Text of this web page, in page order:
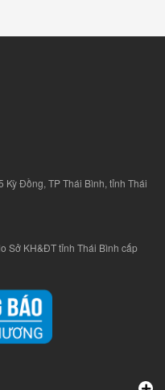
Đồng, TP Thái Bình, tỉnh Thái
Sở KH&ĐT tỉnh Thái Bình cấp